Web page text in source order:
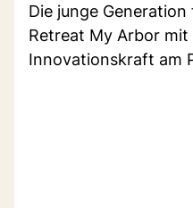
Die junge
Retreat My Arbor
Innovationskraft am